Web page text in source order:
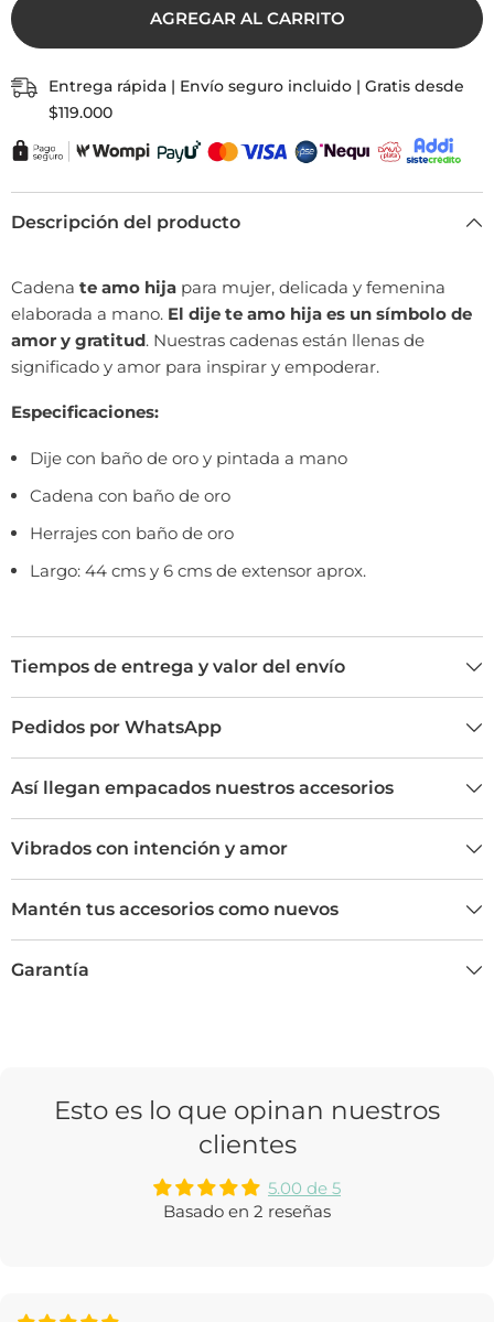
Amo
Con
Significado
Significado
AGREGAR AL CARRITO
Entrega rápida | Envío seguro incluido | Gratis desde
$119.000
Descripción del producto
Cadena te amo hija para mujer, delicada y femenina
elaborada a mano. El dije te amo hija es un símbolo de
amor y gratitud. Nuestras cadenas están llenas de
significado y amor para inspirar y empoderar.
Especificaciones:
Dije con baño de oro y pintada a mano
Cadena con baño de oro
Herrajes con baño de oro
Largo: 44 cms y 6 cms de extensor aprox.
Tiempos de entrega y valor del envío
Pedidos por WhatsApp
Así llegan empacados nuestros accesorios
Vibrados con intención y amor
Mantén tus accesorios como nuevos
Garantía
Esto es lo que opinan nuestros
clientes
5.00 de 5
Basado en 2 reseñas